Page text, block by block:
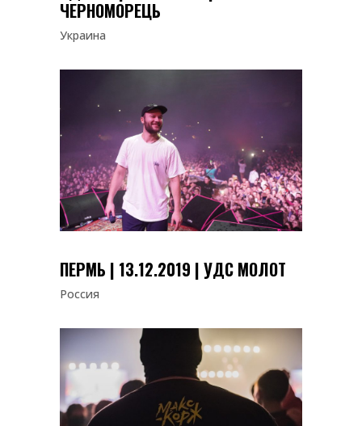
ЧЕРНОМОРЕЦЬ
Украина
ПЕРМЬ | 13.12.2019 | УДС МОЛОТ
Россия